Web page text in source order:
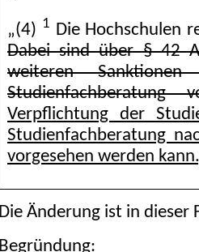
„(4) 1 Die Hochschulen
Dabei sind über § 42
weiteren
Studienfachberatung
Verpflichtung der
Studienfachberatung
vorgesehen werden kann.
Die Änderung ist in dieser
Begründung: